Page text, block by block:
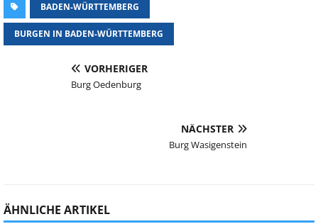
BADEN-WÜRTTEMBERG
BURGEN IN BADEN-WÜRTTEMBERG
VORHERIGER
Burg Oedenburg
NÄCHSTER
Burg Wasigenstein
ÄHNLICHE ARTIKEL